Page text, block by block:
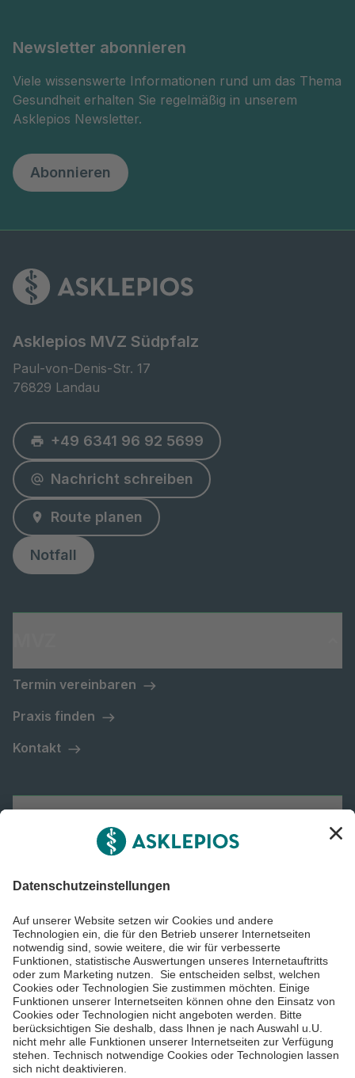
Newsletter abonnieren
Viele wissenswerte Informationen rund um das Thema
Gesundheit erhalten Sie regelmäßig in unserem
Asklepios Newsletter.
Abonnieren
Asklepios MVZ Südpfalz
Paul-von-Denis-Str. 17
76829 Landau
+49 6341 96 92 5699
Nachricht schreiben
Route planen
Notfall
Termin vereinbaren
Praxis finden
Kontakt
Impressum